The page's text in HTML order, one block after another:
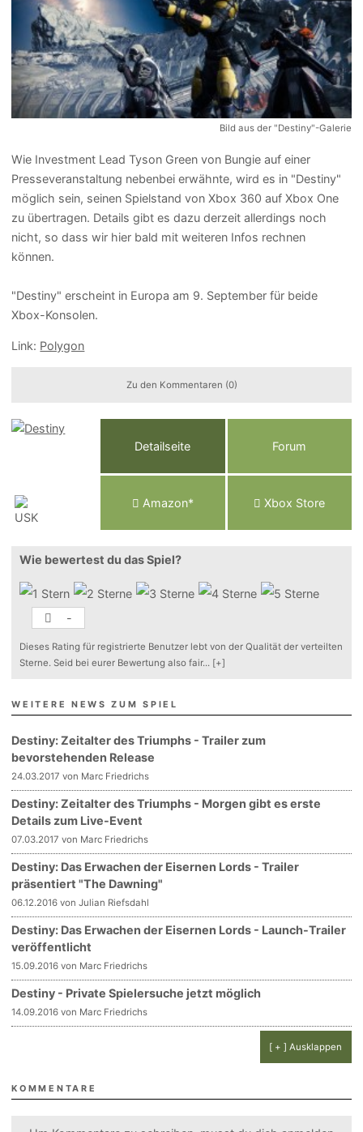
Bild aus der "Destiny"-Galerie
Wie Investment Lead Tyson Green von Bungie auf einer
Presseveranstaltung nebenbei erwähnte, wird es in "Destiny"
möglich sein, seinen Spielstand von Xbox 360 auf Xbox One
zu übertragen. Details gibt es dazu derzeit allerdings noch
nicht, so dass wir hier bald mit weiteren Infos rechnen
können.
"Destiny" erscheint in Europa am 9. September für beide
Xbox-Konsolen.
Link: Polygon
Zu den Kommentaren (0)
Detailseite Forum
Amazon* Xbox Store
Wie bewertest du das Spiel?
-
Dieses Rating für registrierte Benutzer lebt von der Qualität der verteilten
Sterne. Seid bei eurer Bewertung also fair... [+]
WEITERE NEWS ZUM SPIEL
Destiny: Zeitalter des Triumphs - Trailer zum
bevorstehenden Release
24.03.2017 von Marc Friedrichs
Destiny: Zeitalter des Triumphs - Morgen gibt es erste
Details zum Live-Event
07.03.2017 von Marc Friedrichs
Destiny: Das Erwachen der Eisernen Lords - Trailer
präsentiert "The Dawning"
06.12.2016 von Julian Riefsdahl
Destiny: Das Erwachen der Eisernen Lords - Launch-Trailer
veröffentlicht
15.09.2016 von Marc Friedrichs
Destiny - Private Spielersuche jetzt möglich
14.09.2016 von Marc Friedrichs
[ + ] Ausklappen
KOMMENTARE